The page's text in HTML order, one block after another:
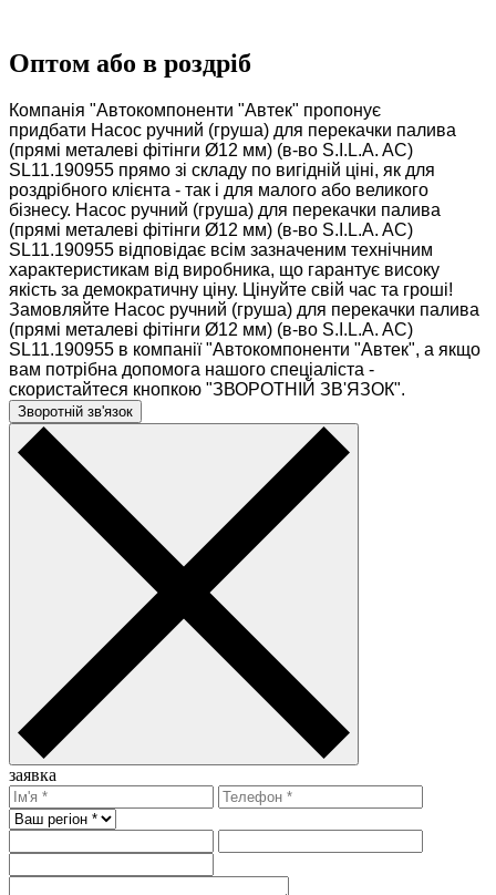
Оптом або в роздріб
Компанія "Автокомпоненти "Автек" пропонує
придбати Насос ручний (груша) для перекачки палива
(прямі металеві фітінги Ø12 мм) (в-во S.I.L.A. AC)
SL11.190955 прямо зі складу по вигідній ціні, як для
роздрібного клієнта - так і для малого або великого
бізнесу. Насос ручний (груша) для перекачки палива
(прямі металеві фітінги Ø12 мм) (в-во S.I.L.A. AC)
SL11.190955 відповідає всім зазначеним технічним
характеристикам від виробника, що гарантує високу
якість за демократичну ціну. Цінуйте свій час та гроші!
Замовляйте Насос ручний (груша) для перекачки палива
(прямі металеві фітінги Ø12 мм) (в-во S.I.L.A. AC)
SL11.190955 в компанії "Автокомпоненти "Автек", а якщо
вам потрібна допомога нашого спеціаліста -
скористайтеся кнопкою "ЗВОРОТНІЙ ЗВ'ЯЗОК".
Зворотній зв'язок
заявка